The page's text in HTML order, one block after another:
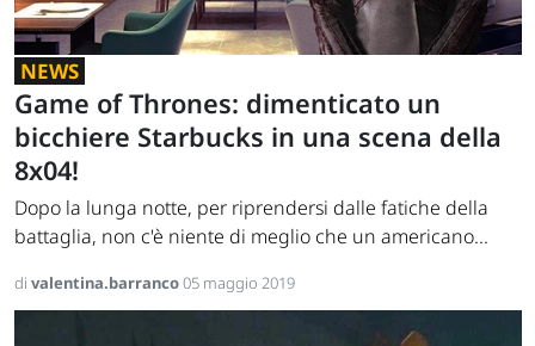
NEWS
Game of Thrones: dimenticato un
bicchiere Starbucks in una scena della
8x04!
Dopo la lunga notte, per riprendersi dalle fatiche della
battaglia, non c'è niente di meglio che un americano...
di valentina.barranco05 maggio 2019